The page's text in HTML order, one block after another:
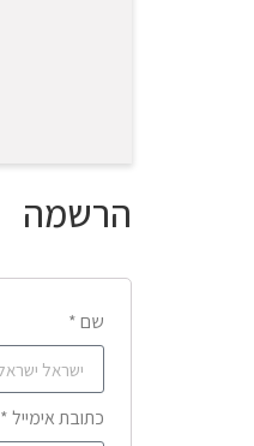
הרשמה
שם *
כתובת אימייל *